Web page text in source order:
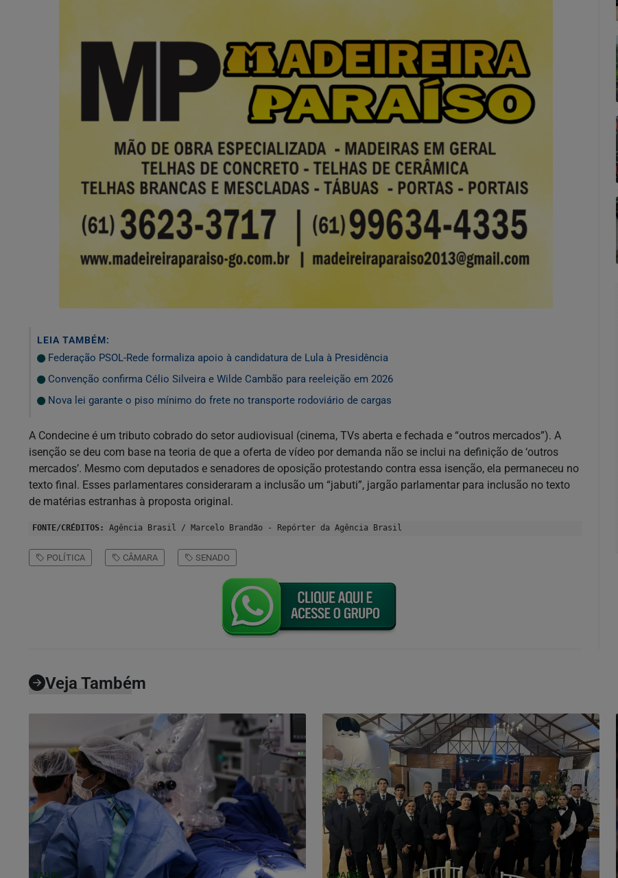
LEIA TAMBÉM:
Federação PSOL-Rede formaliza apoio à candidatura de Lula à Presidência
Convenção confirma Célio Silveira e Wilde Cambão para reeleição em 2026
Nova lei garante o piso mínimo do frete no transporte rodoviário de cargas
A Condecine é um tributo cobrado do setor audiovisual (cinema, TVs aberta e fechada e “outros mercados”). A
isenção se deu com base na teoria de que a oferta de vídeo por demanda não se inclui na definição de ‘outros
mercados’. Mesmo com deputados e senadores de oposição protestando contra essa isenção, ela permaneceu no
texto final. Esses parlamentares consideraram a inclusão um “jabuti”, jargão parlamentar para inclusão no texto
de matérias estranhas à proposta original.
FONTE/CRÉDITOS: Agência Brasil / Marcelo Brandão - Repórter da Agência Brasil
POLÍTICA CÂMARA SENADO
Veja Também
SAÚDE CIDADES